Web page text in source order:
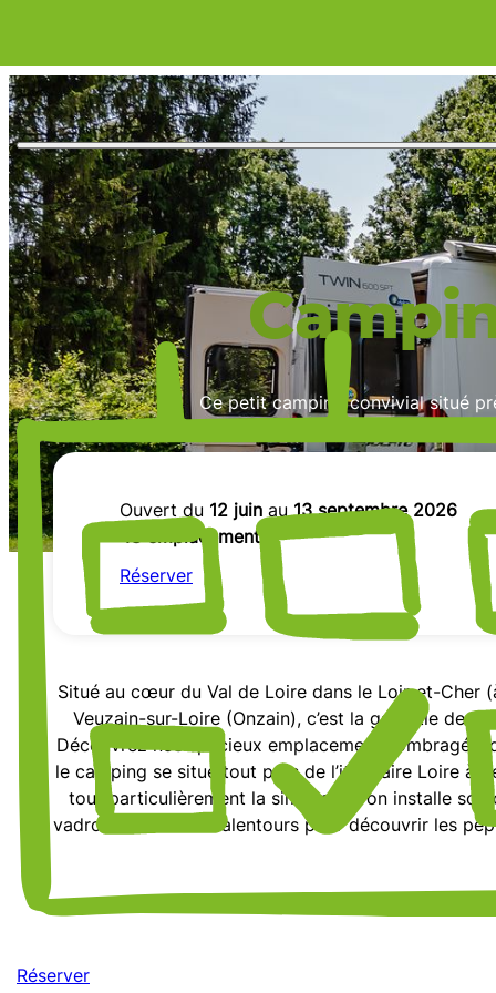
Réserver
Ce petit camping convivial situé
Ouvert du 12 juin au13 septembre 2026
48 emplacements
Réserver
Situé au cœur du Val de Loire dans le Loir-et-Cher
Veuzain-sur-Loire (Onzain), c’est la garantie de
Découvrez nos spacieux emplacements
le camping se situe tout près de l’itinéraire Loire à
tout particulièrement la simplicité : on installe son
vadrouiller dans les alentours pour découvrir les